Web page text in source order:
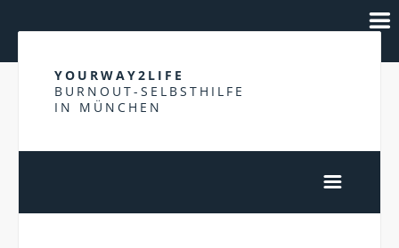
YOURWAY2LIFE
BURNOUT-SELBSTHILFE
IN MÜNCHEN